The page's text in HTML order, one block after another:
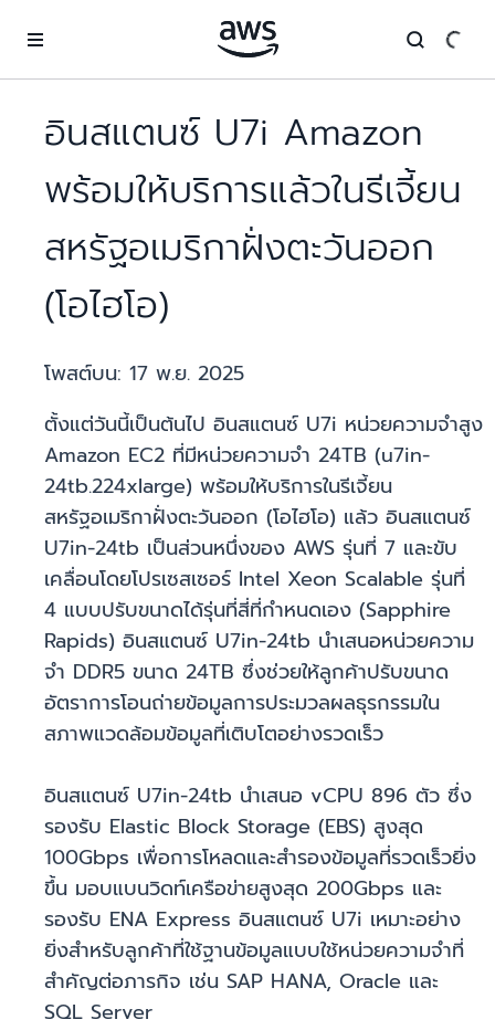
อินสแตนซ์ U7i Amazon
พร้อมให้บริการแล้วในรีเจี้ยน
สหรัฐอเมริกาฝั่งตะวันออก
(โอไฮโอ)
โพสต์บน: 17 พ.ย. 2025
ตั้งแต่วันนี้เป็นต้นไป อินสแตนซ์ U7i หน่วยความจำสูง
Amazon EC2 ที่มีหน่วยความจำ 24TB (u7in-
24tb.224xlarge) พร้อมให้บริการในรีเจี้ยน
สหรัฐอเมริกาฝั่งตะวันออก (โอไฮโอ) แล้ว อินสแตนซ์
U7in-24tb เป็นส่วนหนึ่งของ AWS รุ่นที่ 7 และขับ
เคลื่อนโดยโปรเซสเซอร์ Intel Xeon Scalable รุ่นที่
4 แบบปรับขนาดได้รุ่นที่สี่ที่กำหนดเอง (Sapphire
Rapids) อินสแตนซ์ U7in-24tb นำเสนอหน่วยความ
จำ DDR5 ขนาด 24TB ซึ่งช่วยให้ลูกค้าปรับขนาด
อัตราการโอนถ่ายข้อมูลการประมวลผลธุรกรรมใน
สภาพแวดล้อมข้อมูลที่เติบโตอย่างรวดเร็ว
อินสแตนซ์ U7in-24tb นำเสนอ vCPU 896 ตัว ซึ่ง
รองรับ Elastic Block Storage (EBS) สูงสุด
100Gbps เพื่อการโหลดและสำรองข้อมูลที่รวดเร็วยิ่ง
ขึ้น มอบแบนวิดท์เครือข่ายสูงสุด 200Gbps และ
รองรับ ENA Express อินสแตนซ์ U7i เหมาะอย่าง
ยิ่งสำหรับลูกค้าที่ใช้ฐานข้อมูลแบบใช้หน่วยความจำที่
สำคัญต่อภารกิจ เช่น SAP HANA, Oracle และ
SQL Server